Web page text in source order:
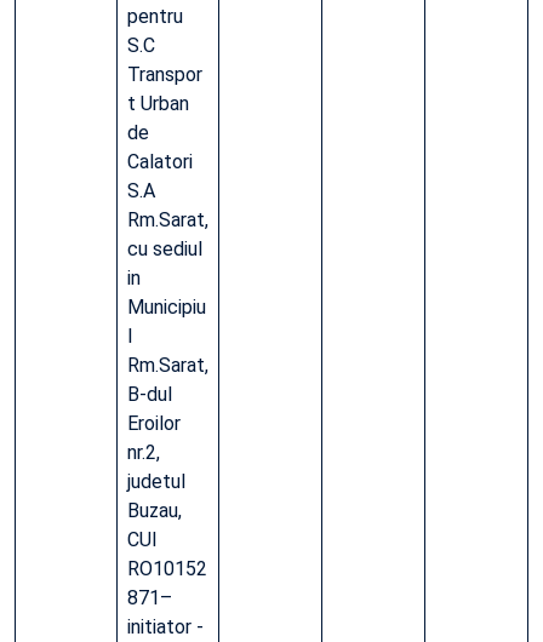
pentru
S.C
Transpor
t Urban
de
Calatori
S.A
Rm.Sarat,
cu sediul
in
Municipiu
l
Rm.Sarat,
B-dul
Eroilor
nr.2,
judetul
Buzau,
CUI
RO10152
871–
initiator -